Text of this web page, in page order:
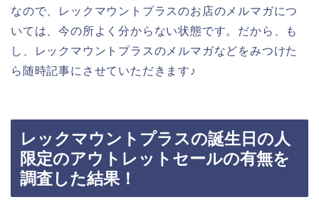
なので、レックマウントプラスのお店のメルマガにつ
いては、今の所よく分からない状態です。だから、も
し、レックマウントプラスのメルマガなどをみつけた
ら随時記事にさせていただきます♪
レックマウントプラスの誕生日の人
限定のアウトレットセールの有無を
調査した結果！